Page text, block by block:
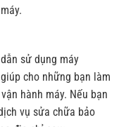
sử dụng máy
cho những bạn làm
hành máy. Nếu bạn
vụ sửa chữa bảo